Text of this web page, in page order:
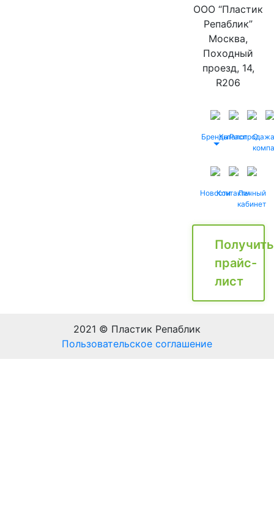
ООО “Пластик
Репаблик”
Москва,
Походный
проезд, 14,
R206
БрендыКаталог
Распродажа
О
НовостиКонтактыЛичный
кабинет
Получить
прайс-
лист
2021 © Пластик Репаблик
Пользовательское соглашение